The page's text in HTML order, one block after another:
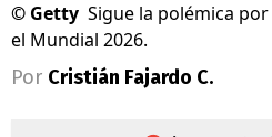
© Getty Sigue la polémica
el Mundial 2026.
Por Cristián Fajardo C.